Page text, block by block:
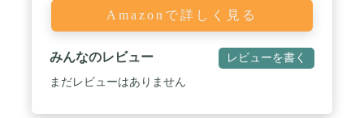
Amazonで詳しく見る
みんなのレビュー レビューを書く
まだレビューはありません